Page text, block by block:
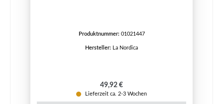
Produktnummer: 01021447
Hersteller: La Nordica
Regulärer Preis:
49,92 €
Lieferzeit ca. 2-3 Wochen